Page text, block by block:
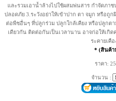
และรวมเอาน้ำล้างไปใช้ผสมพ่นสาร กำจัดภา
ปลอดภัย 3.ระวังอย่าให้เข้าปาก ตา จมูก หรือถู
ต่อพืชอื่นๆ ที่ปลูกร่วม ปลูกใกล้เคียง หรือปลูกต
เดียวกัน ติดต่อกันเป็นเวลานาน อาจก่อให้เกิ
ระคายเคื
* (สินค้า
ราคา:
จำนวน :